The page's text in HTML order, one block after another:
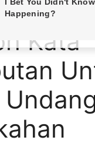
Kata